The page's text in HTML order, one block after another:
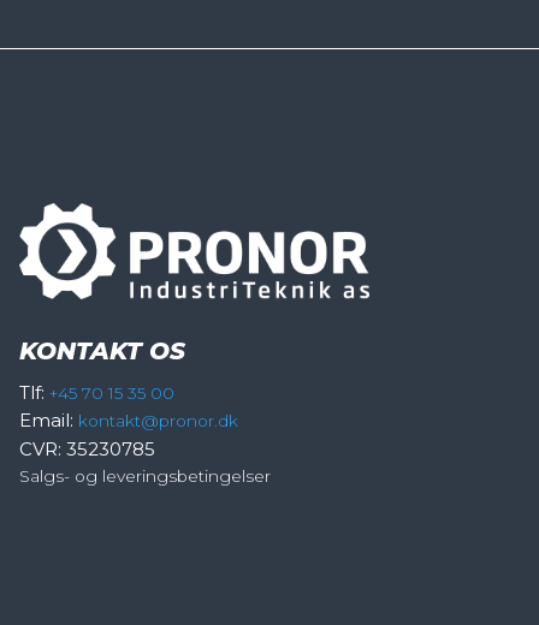
KONTAKT OS
Tlf: +45 70 15 35 00
Email: kontakt@pronor.dk
CVR: 35230785
Salgs- og leveringsbetingelser